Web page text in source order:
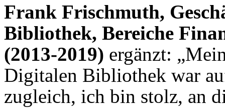
Frank Frischmuth,
Bibliothek, Bereiche
(2013-2019) ergänzt:
Digitalen Bibliothek war
zugleich, ich bin stolz, an